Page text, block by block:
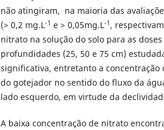
não atingiram, na maioria das
(> 0,2 mg.L-1 e > 0,05mg.L-1 ,
nitrato na solução do solo para as
profundidades (25, 50 e 75 cm)
significativa, entretanto a concentração
do gotejador no sentido do fluxo da
lado esquerdo, em virtude da
A baixa concentração de nitrato